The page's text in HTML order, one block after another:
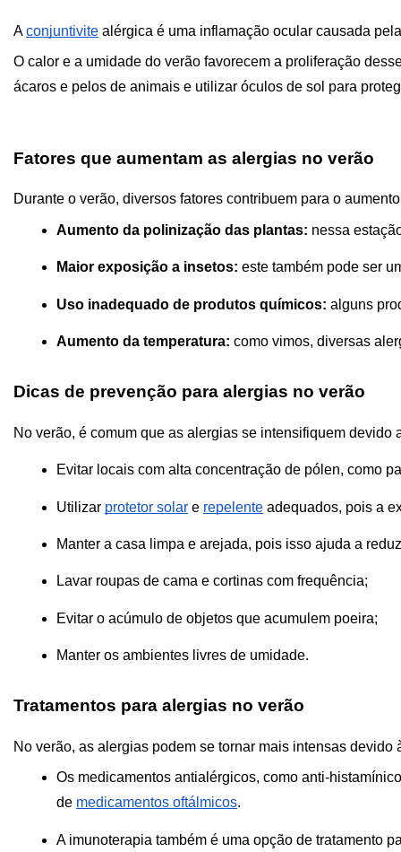
A conjuntivite alérgica é uma inflamação ocular causada
O calor e a umidade do verão favorecem a proliferação
ácaros e pelos de animais e utilizar óculos de sol para
Fatores que aumentam as alergias no verão
Durante o verão, diversos fatores contribuem para o
Aumento da polinização das plantas: nessa
Maior exposição a insetos: este também pode ser
Uso inadequado de produtos químicos: alguns
Aumento da temperatura: como vimos, diversas
Dicas de prevenção para alergias no verão
No verão, é comum que as alergias se intensifiquem
Evitar locais com alta concentração de pólen, como
Utilizar protetor solar e repelente adequados, pois a
Manter a casa limpa e arejada, pois isso ajuda a
Lavar roupas de cama e cortinas com frequência;
Evitar o acúmulo de objetos que acumulem poeira;
Manter os ambientes livres de umidade.
Tratamentos para alergias no verão
No verão, as alergias podem se tornar mais intensas
Os medicamentos antialérgicos, como anti-
de medicamentos oftálmicos.
A imunoterapia também é uma opção de tratamento